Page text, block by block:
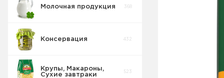
Молочная продукция 368
Консервация 432
Крупы, Макароны,
Сухие завтраки
523